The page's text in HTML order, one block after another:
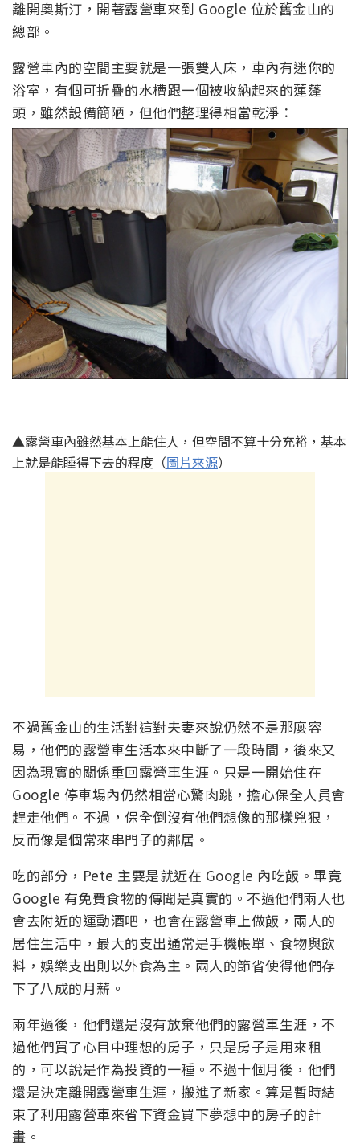
離開奧斯汀，開著露營車來到 Google 位於舊金山的
總部。
露營車內的空間主要就是一張雙人床，車內有迷你的
浴室，有個可折疊的水槽跟一個被收納起來的蓮蓬
頭，雖然設備簡陋，但他們整理得相當乾淨：
▲露營車內雖然基本上能住人，但空間不算十分充裕，基本
上就是能睡得下去的程度（圖片來源）
不過舊金山的生活對這對夫妻來說仍然不是那麼容
易，他們的露營車生活本來中斷了一段時間，後來又
因為現實的關係重回露營車生涯。只是一開始住在
Google 停車場內仍然相當心驚肉跳，擔心保全人員會
趕走他們。不過，保全倒沒有他們想像的那樣兇狠，
反而像是個常來串門子的鄰居。
吃的部分，Pete 主要是就近在 Google 內吃飯。畢竟
Google 有免費食物的傳聞是真實的。不過他們兩人也
會去附近的運動酒吧，也會在露營車上做飯，兩人的
居住生活中，最大的支出通常是手機帳單、食物與飲
料，娛樂支出則以外食為主。兩人的節省使得他們存
下了八成的月薪。
兩年過後，他們還是沒有放棄他們的露營車生涯，不
過他們買了心目中理想的房子，只是房子是用來租
的，可以說是作為投資的一種。不過十個月後，他們
還是決定離開露營車生涯，搬進了新家。算是暫時結
束了利用露營車來省下資金買下夢想中的房子的計
畫。